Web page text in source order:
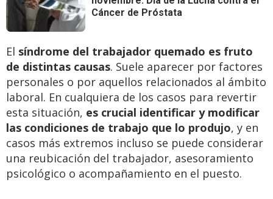
Cáncer de Próstata
El síndrome del trabajador quemado es fruto
de distintas causas. Suele aparecer por factores
personales o por aquellos relacionados al ámbito
laboral. En cualquiera de los casos para revertir
esta situación, es crucial identificar y modificar
las condiciones de trabajo que lo produjo, y en
casos más extremos incluso se puede considerar
una reubicación del trabajador, asesoramiento
psicológico o acompañamiento en el puesto.